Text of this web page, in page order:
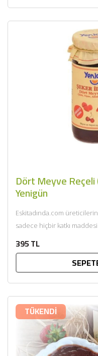
Dört Meyve
Yenigün
Eskitadında.com
sadece hiçbir katkı
395 TL
TÜKENDİ